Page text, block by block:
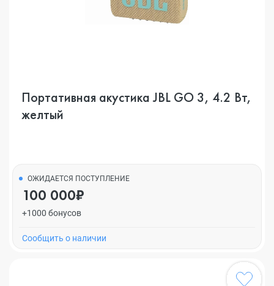
Портативная акустика JBL GO 3, 4.2 Вт,
желтый
ОЖИДАЕТСЯ ПОСТУПЛЕНИЕ
100 000₽
+1000 бонусов
Cообщить о наличии